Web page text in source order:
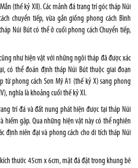
(thế kỷ XII). Các mảnh đá trang trí góc tháp Núi
chuyển tiếp, vừa gần giống phong cách Bình
Núi Bút có thể ở cuối phong cách Chuyển tiếp,
như hiện vật với những ngôi tháp đã được xác
có thể đoán định tháp Núi Bút thuộc giai đoạn
từ phong cách Sơn Mỹ A1 (thế kỷ X) sang phong
nghĩa là khoảng cuối thế kỷ XI.
trí đá và đất nung phát hiện được tại tháp Núi
hiếm gặp. Qua những hiện vật này có thể nghiên
định niên đại và phong cách cho di tích tháp Núi
thước 45cm x 6cm, mặt đá đặt trong khung bê